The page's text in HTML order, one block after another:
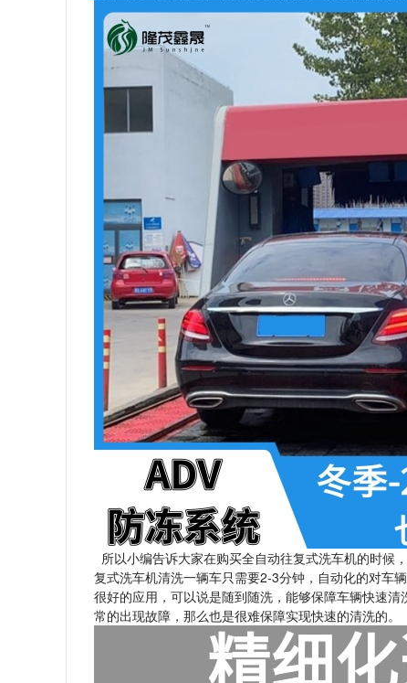
所以小编告诉大家在购买全自动往复式洗车机的时候
复式洗车机清洗一辆车只需要2-3分钟，自动化的对车
很好的应用，可以说是随到随洗，能够保障车辆快速
常的出现故障，那么也是很难保障实现快速的清洗的。